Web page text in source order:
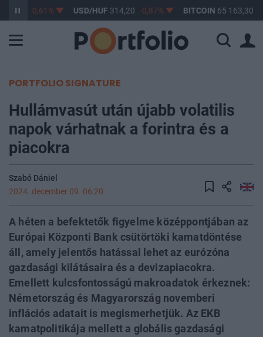
-0,61% USD/HUF314,20 -0,87% BITCOIN65 163,30
PORTFOLIO SIGNATURE
Hullámvasút után újabb volatilis
napok várhatnak a forintra és a
piacokra
Szabó Dániel
2024. december 09. 06:20
A héten a befektetők figyelme középpontjában az
Európai Központi Bank csütörtöki kamatdöntése
áll, amely jelentős hatással lehet az eurózóna
gazdasági kilátásaira és a devizapiacokra.
Emellett kulcsfontosságú makroadatok érkeznek:
Németország és Magyarország novemberi
inflációs adatait is megismerhetjük. Az EKB
kamatpolitikája mellett a globális gazdasági